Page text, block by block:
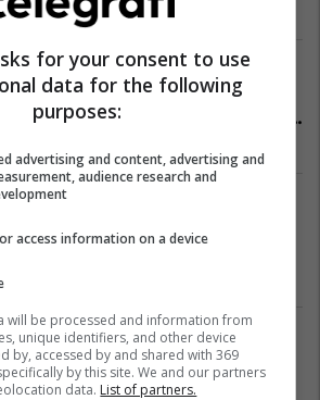
Dhjetëra kompani Spitex, qindra
infermierë, një organizatë: Alba
Health hap dyert më 26 Qershor në
Fito iPhone 17, LED TV 65 ose
PlayStation 5 me çdo blerje të
Burger King sjell “King Fusion
Biscoff”, kombinimin e ri kremoz me
shijen e njohur të biskotave Biscoff
for your consent to use
data for the following
purposes:
advertising and content, advertising and
audience research and
access information on a device
will be processed and information from
unique identifiers, and other device
by, accessed by and shared with 369
by this site. We and our partners
data. List of partners.